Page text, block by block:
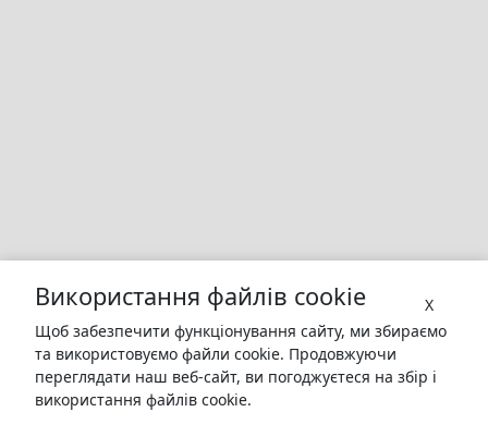
X
Використання файлів cookie
Щоб забезпечити функціонування сайту, ми збираємо
та використовуємо файли cookie. Продовжуючи
переглядати наш веб-сайт, ви погоджуєтеся на збір і
використання файлів cookie.
БУКУРУК